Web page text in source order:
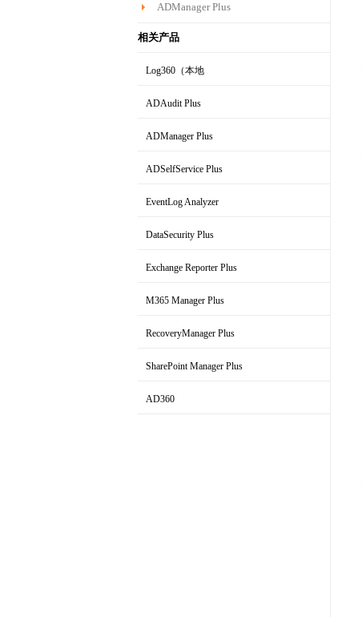
ADManager Plus
相关产品
Log360（本地
|云）
ADAudit Plus
ADManager Plus
ADSelfService Plus
EventLog Analyzer
DataSecurity Plus
Exchange Reporter Plus
M365 Manager Plus
RecoveryManager Plus
SharePoint Manager Plus
AD360